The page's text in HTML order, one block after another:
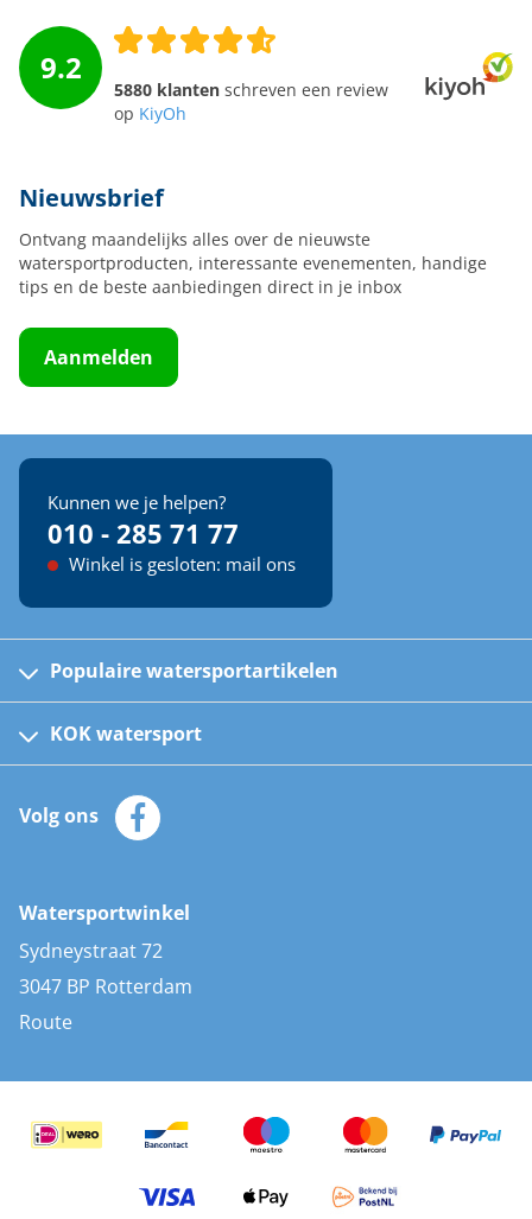
9.2
5880 klanten schreven een review
op KiyOh
Nieuwsbrief
Ontvang maandelijks alles over de nieuwste
watersportproducten, interessante evenementen, handige
tips en de beste aanbiedingen direct in je inbox
Aanmelden
Kunnen we je helpen?
010 - 285 71 77
Winkel is gesloten: mail ons
Populaire watersportartikelen
Kinder reddingsvesten
Automatische reddingsvesten
Zeilkleding
Zonnepanelen
AIS transponders
Stootwillen en fenders
Bootkussens
Zwemtrappen
KOK watersport
Klantenservice
Merken
Volg ons
Watersportwinkel
Sydneystraat 72
3047 BP Rotterdam
Route